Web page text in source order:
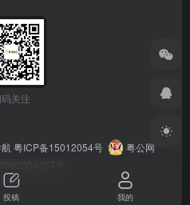
关注
粤ICP备15012054号
粤公网
投稿 我的